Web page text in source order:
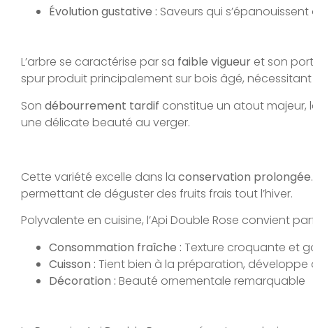
Évolution gustative : Saveurs qui
L’arbre se caractérise par sa faible vigueur et son
spur produit principalement sur bois âgé,
Son débourrement tardif constitue un atout majeur,
une délicate beauté au verger.
Cette variété excelle dans la conservation prolongée
permettant de déguster des fruits frais tout l’hiver.
Polyvalente en cuisine, l’Api Double Rose convient
Consommation fraîche : Texture croquante et
Cuisson : Tient bien à la préparation, développe
Décoration : Beauté ornementale remarquable